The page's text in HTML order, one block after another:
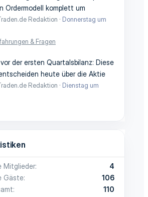
Ordermodell komplett um
Redaktion
Donnerstag um
& Fragen
der ersten Quartalsbilanz: Diese
heute über die Aktie
Redaktion
Dienstag um
Mitglieder
4
Gäste
106
110